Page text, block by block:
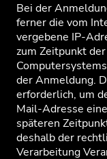
Bei der
ferner die vom
vergebene IP-
zum Zeitpunkt
der Anmeldung.
erforderlich, um
Mail-Adresse
späteren
deshalb der
Verarbeitung